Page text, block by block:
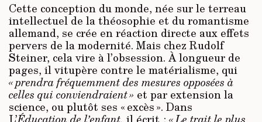
Cette conception du monde, née sur le terreau
intellectuel de la théosophie et du romantisme
allemand, se crée en réaction directe aux effets
pervers de la modernité. Mais chez Rudolf
Steiner, cela vire à l’obsession. À longueur de
pages, il vitupère contre le matérialisme, qui
« prendra fréquemment des mesures opposées à
celles qui conviendraient » et par extension la
science, ou plutôt ses « excès ». Dans